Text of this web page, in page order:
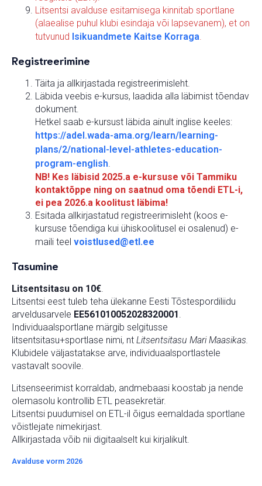
Litsentsi avalduse esitamisega kinnitab sportlane
(alaealise puhul klubi esindaja või lapsevanem), et on
tutvunud Isikuandmete Kaitse Korraga.
Registreerimine
Täita ja allkirjastada registreerimisleht.
Läbida veebis e-kursus, laadida alla läbimist tõendav
dokument.
Hetkel saab e-kursust läbida ainult inglise keeles:
https://adel.wada-ama.org/learn/learning-
plans/2/national-level-athletes-education-
program-english.
NB! Kes läbisid 2025.a e-kursuse või Tammiku
kontaktõppe ning on saatnud oma tõendi ETL-i,
ei pea 2026.a koolitust läbima!
Esitada allkirjastatud registreerimisleht (koos e-
kursuse tõendiga kui ühiskoolitusel ei osalenud) e-
maili teel voistlused@etl.ee
Tasumine
Litsentsitasu on 10€.
Litsentsi eest tuleb teha ülekanne Eesti Tõstespordiliidu
arveldusarvele EE561010052028320001.
Individuaalsportlane märgib selgitusse
litsentsitasu+sportlase nimi, nt Litsentsitasu Mari Maasikas.
Klubidele väljastatakse arve, individuaalsportlastele
vastavalt soovile.
Litsenseerimist korraldab, andmebaasi koostab ja nende
olemasolu kontrollib ETL peasekretär.
Litsentsi puudumisel on ETL-il õigus eemaldada sportlane
võistlejate nimekirjast.
Allkirjastada võib nii digitaalselt kui kirjalikult.
Avalduse vorm 2026